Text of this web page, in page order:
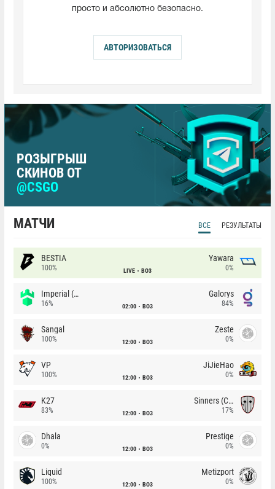
просто и абсолютно безопасно.
АВТОРИЗОВАТЬСЯ
РОЗЫГРЫШ
СКИНОВ ОТ
@CSGO
МАТЧИ ВСЕ РЕЗУЛЬТАТЫ
BESTIA
100% LIVE BO3
Yawara
0%
Imperial (Brazil)
16% 02:00 BO3
Galorys
84%
Sangal
100% 12:00 BO3
Zeste
0%
VP
100% 12:00 BO3
JiJieHao
0%
K27
83% 12:00 BO3
Sinners (CZ)
17%
Dhala
0% 12:00 BO3
Prestige
0%
Liquid
100% 12:00 BO3
Metizport
0%